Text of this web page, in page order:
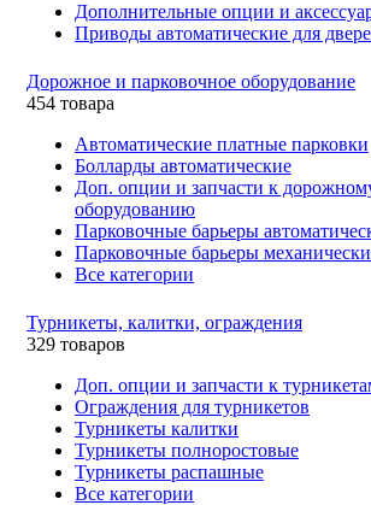
Дополнительные опции и
Приводы автоматические для
Дорожное и парковочное оборудование
454 товара
Автоматические платные парковки
Болларды автоматические
Доп. опции и запчасти к
оборудованию
Парковочные барьеры
Парковочные барьеры
Все категории
Турникеты, калитки, ограждения
329 товаров
Доп. опции и запчасти к
Ограждения для турникетов
Турникеты калитки
Турникеты полноростовые
Турникеты распашные
Все категории